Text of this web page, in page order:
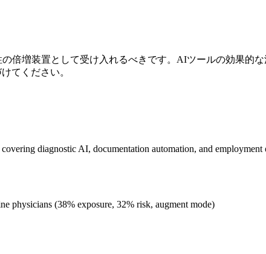
倍増装置として受け入れるべきです。AIツールの効果的
てください。
diagnostic AI, documentation automation, and employment
physicians (38% exposure, 32% risk, augment mode)